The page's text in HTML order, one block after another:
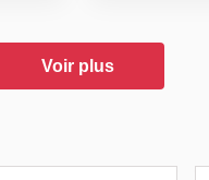
Voir plus